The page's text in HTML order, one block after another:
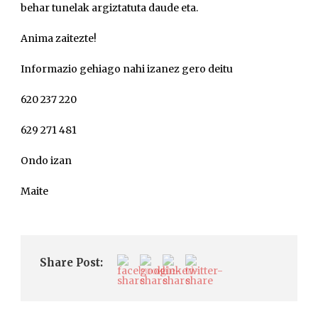
behar tunelak argiztatuta daude eta.
Anima zaitezte!
Informazio gehiago nahi izanez gero deitu
620 237 220
629 271 481
Ondo izan
Maite
Share Post: